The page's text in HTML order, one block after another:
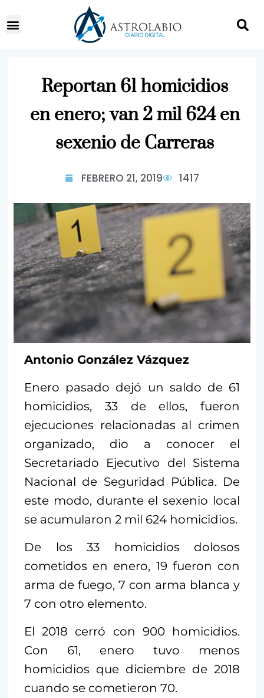
Reportan 61 homicidios
en enero; van 2 mil 624 en
sexenio de Carreras
FEBRERO 21, 2019 1417
Antonio González Vázquez
Enero pasado dejó un saldo de 61
homicidios, 33 de ellos, fueron
ejecuciones relacionadas al crimen
organizado, dio a conocer el
Secretariado Ejecutivo del Sistema
Nacional de Seguridad Pública. De
este modo, durante el sexenio local
se acumularon 2 mil 624 homicidios.
De los 33 homicidios dolosos
cometidos en enero, 19 fueron con
arma de fuego, 7 con arma blanca y
7 con otro elemento.
El 2018 cerró con 900 homicidios.
Con 61, enero tuvo menos
homicidios que diciembre de 2018
cuando se cometieron 70.